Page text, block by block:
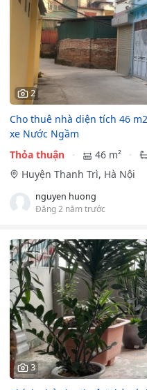
2
Cho thuê nhà diện tích 46
xe Nước Ngầm
Thỏa thuận
46 m²
Huyện Thanh Trì, Hà Nội
nguyen huong
Đăng 2 năm trước
3